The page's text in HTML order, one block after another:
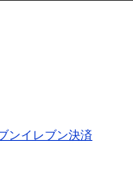
ンイレブン決済